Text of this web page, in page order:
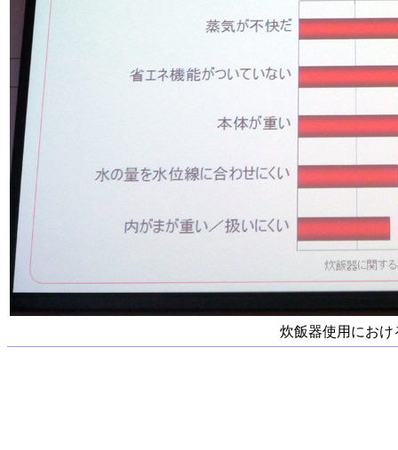
炊飯器使用におけ